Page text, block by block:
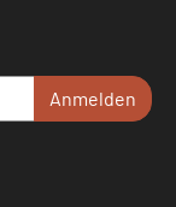
Anmelden